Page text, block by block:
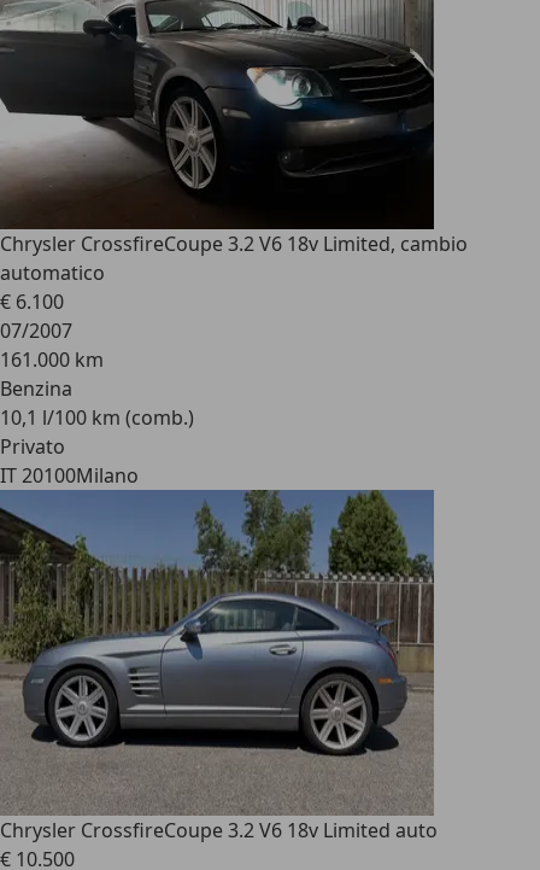
Chrysler CrossfireCoupe 3.2 V6 18v Limited, cambio
automatico
€ 6.100
07/2007
161.000 km
Benzina
10,1 l/100 km (comb.)
Privato
IT 20100Milano
Chrysler CrossfireCoupe 3.2 V6 18v Limited auto
€ 10.500